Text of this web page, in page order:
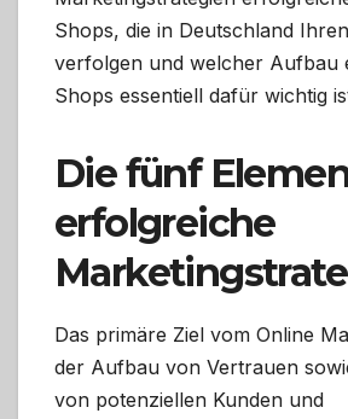
Shops, die in Deutschland
verfolgen und welcher Aufbau
Shops essentiell dafür wichtig
Die fünf
erfolgreiche
Das primäre Ziel vom Online
der Aufbau von Vertrauen
von potenziellen Kunden und